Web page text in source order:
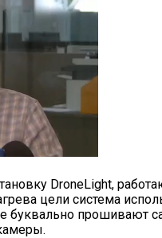
DroneLight,
цели система
буквально прошивают